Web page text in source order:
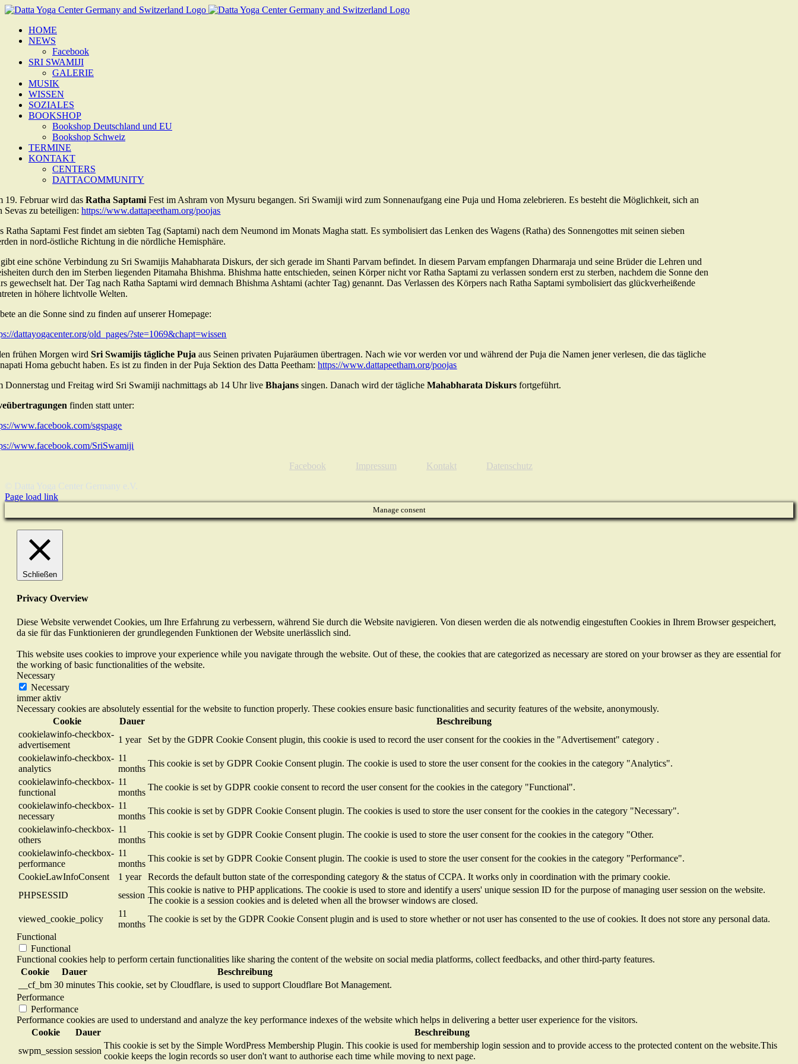
Zum
springenHOME
NEWS
Facebook
SRI SWAMIJI
GALERIE
MUSIK
WISSEN
SOZIALES
BOOKSHOP
Bookshop Deutschland und EU
Bookshop Schweiz
TERMINE
KONTAKT
CENTERS
DATTACOMMUNITY
19. Februar wird dasRatha Saptami Fest im Ashram von Mysuru begangen. Sri Swamiji wird zum Sonnenaufgang eine Puja und Homa zelebrieren. Es besteht die Möglichkeit, sich an
Sevas zu beteiligen:https://www.dattapeetham.org/poojas
Ratha Saptami Fest findet am siebten Tag (Saptami) nach dem Neumond im Monats Magha statt. Es symbolisiert das Lenken des Wagens (Ratha) des Sonnengottes mit seinen sieben
in nord-östliche Richtung in die nördliche Hemisphäre.
eine schöne Verbindung zu Sri Swamijis Mahabharata Diskurs, der sich gerade im Shanti Parvam befindet. In diesem Parvam empfangen Dharmaraja und seine Brüder die Lehren und
durch den im Sterben liegenden Pitamaha Bhishma. Bhishma hatte entschieden, seinen Körper nicht vor Ratha Saptami zu verlassen sondern erst zu sterben, nachdem die Sonne den
gewechselt hat. Der Tag nach Ratha Saptami wird demnach Bhishma Ashtami (achter Tag) genannt. Das Verlassen des Körpers nach Ratha Saptami symbolisiert das glückverheißende
in höhere lichtvolle Welten.
an die Sonne sind zu finden auf unserer Homepage:
dattayogacenter.org/old_pages/?ste=1069&chapt=wissen
frühen Morgen wirdSri Swamijis tägliche Puja aus Seinen privaten Pujaräumen übertragen. Nach wie vor werden vor und während der Puja die Namen jener verlesen, die das tägliche
Homa gebucht haben. Es ist zu finden in der Puja Sektion des Datta Peetham:https://www.dattapeetham.org/poojas
Donnerstag und Freitag wird Sri Swamiji nachmittags ab 14 Uhr liveBhajans singen. Danach wird der täglicheMahabharata Diskurs fortgeführt.
finden statt unter:
www.facebook.com/sgspage
www.facebook.com/SriSwamiji
Facebook
Impressum Kontakt
Datenschutz
© Datta Yoga Center Germany e.V.
Page load link
Manage consent
Schließen
Privacy Overview
Diese Website verwendet Cookies, um Ihre Erfahrung zu verbessern, während Sie durch die Website navigieren. Von diesen werden die als notwendig eingestuften Cookies in Ihrem Browser gespeichert,
da sie für das Funktionieren der grundlegenden Funktionen der Website unerlässlich sind.
This website uses cookies to improve your experience while you navigate through the website. Out of these, the cookies that are categorized as necessary are stored on your browser as they are essential for
the working of basic functionalities of the website.
Necessary
Necessary
immer aktiv
Necessary cookies are absolutely essential for the website to function properly. These cookies ensure basic functionalities and security features of the website, anonymously.
Cookie
Dauer
Beschreibung
cookielawinfo-checkbox-
advertisement
1 year
Set by the GDPR Cookie Consent plugin, this cookie is used to record the user consent for the cookies in the "Advertisement" category .
cookielawinfo-checkbox-
analytics
11
months
This cookie is set by GDPR Cookie Consent plugin. The cookie is used to store the user consent for the cookies in the category "Analytics".
cookielawinfo-checkbox-
functional
11
months
The cookie is set by GDPR cookie consent to record the user consent for the cookies in the category "Functional".
cookielawinfo-checkbox-
necessary
11
months
This cookie is set by GDPR Cookie Consent plugin. The cookies is used to store the user consent for the cookies in the category "Necessary".
cookielawinfo-checkbox-
others
11
months
This cookie is set by GDPR Cookie Consent plugin. The cookie is used to store the user consent for the cookies in the category "Other.
cookielawinfo-checkbox-
performance
11
months
This cookie is set by GDPR Cookie Consent plugin. The cookie is used to store the user consent for the cookies in the category "Performance".
CookieLawInfoConsent
1 year
Records the default button state of the corresponding category & the status of CCPA. It works only in coordination with the primary cookie.
PHPSESSID
session
This cookie is native to PHP applications. The cookie is used to store and identify a users' unique session ID for the purpose of managing user session on the website.
The cookie is a session cookies and is deleted when all the browser windows are closed.
viewed_cookie_policy
11
months
The cookie is set by the GDPR Cookie Consent plugin and is used to store whether or not user has consented to the use of cookies. It does not store any personal data.
Functional
Functional
Functional cookies help to perform certain functionalities like sharing the content of the website on social media platforms, collect feedbacks, and other third-party features.
Cookie
Dauer
Beschreibung
__cf_bm 30 minutes This cookie, set by Cloudflare, is used to support Cloudflare Bot Management.
Performance
Performance
Performance cookies are used to understand and analyze the key performance indexes of the website which helps in delivering a better user experience for the visitors.
Cookie
Dauer
Beschreibung
swpm_session session
This cookie is set by the Simple WordPress Membership Plugin. This cookie is used for membership login session and to provide access to the protected content on the website.This
cookie keeps the login records so user don't want to authorise each time while moving to next page.